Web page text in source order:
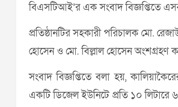
বিএসটিআই’র এক সংবাদ বিজ্ঞপ্তিতে
প্রতিষ্ঠানটির সহকারী পরিচালক মো.
হোসেন ও মো. বিল্লাল হোসেন অংশগ্রহণ
সংবাদ বিজ্ঞপ্তিতে বলা হয়,
একটি ডিজেল ইউনিটে প্রতি ১০ লিটারে